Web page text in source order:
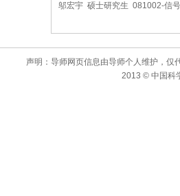
邬宏宇 硕士研究生 081002-信
声明：导师网页信息由导师个人维护，仅
2013 © 中国科